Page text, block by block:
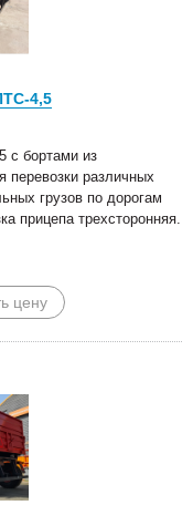
4,5
с бортами из
перевозки различных
грузов по дорогам
прицепа трехсторонняя.
цену